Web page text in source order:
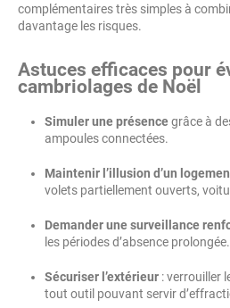
complémentaires très simples à
davantage les risques.
Astuces efficaces pour
cambriolages de Noël
Simuler une présencegrâce à
ampoules connectées.
Maintenir l’illusion d’un
volets partiellement ouverts,
Demander une surveillance
les périodes d’absence prolongée.
Sécuriser l’extérieur : verrouiller
tout outil pouvant servir